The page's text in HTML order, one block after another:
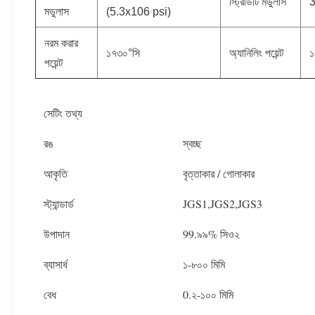
মডুলাস
(5.3x106 psi)
নরম করার
পয়েন্ট
১৭৩০°সি অ্যানিলিং পয়েন্ট
সেটিং তথ্য
রঙ স্বচ্ছ
আকৃতি বৃত্তাকার / গোলাকার
স্ট্যান্ডার্ড JGS1,JGS2,JGS3
উপাদান 99.৯৯% সিও২
ব্যাসার্ধ ১-৮০০ মিমি
বেধ 0.২-১০০ মিমি